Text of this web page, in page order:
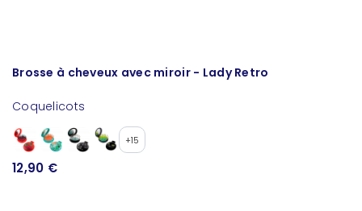
Brosse à cheveux avec miroir - Lady Retro
Coquelicots
+15
12,90 €